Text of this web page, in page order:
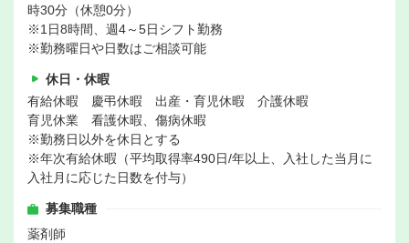
時30分（休憩0分）
※1日8時間、週4～5日シフト勤務
※勤務曜日や日数はご相談可能
休日・休暇
有給休暇 慶弔休暇 出産・育児休暇 介護休暇
育児休業 看護休暇、傷病休暇
※勤務日以外を休日とする
※年次有給休暇（平均取得率490日/年以上、入社した当月に
入社月に応じた日数を付与）
募集職種
薬剤師